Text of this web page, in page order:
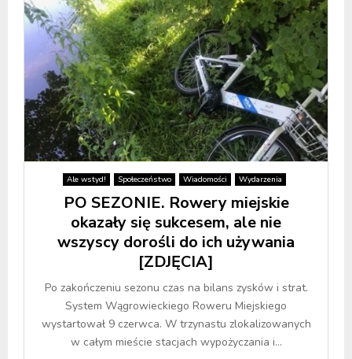
Ale wstyd! Społeczeństwo Wiadomości Wydarzenia
PO SEZONIE. Rowery miejskie
okazały się sukcesem, ale nie
wszyscy dorośli do ich używania
[ZDJĘCIA]
Po zakończeniu sezonu czas na bilans zysków i strat.
System Wągrowieckiego Roweru Miejskiego
wystartował 9 czerwca. W trzynastu zlokalizowanych
w całym mieście stacjach wypożyczania i...